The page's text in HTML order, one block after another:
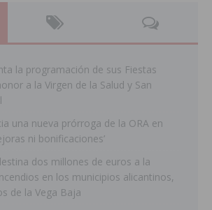
la programación de sus Fiestas
a la Virgen de la Salud y San
una nueva prórroga de la ORA en
ni bonificaciones’
dos millones de euros a la
en los municipios alicantinos,
de la Vega Baja